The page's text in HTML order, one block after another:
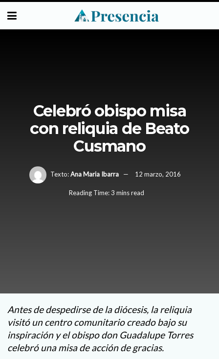
Celebró obispo misa
con reliquia de Beato
Cusmano
Texto: Ana Maria Ibarra 12 marzo, 2016
Reading Time: 3 mins read
Antes de despedirse de la diócesis, la reliquia
visitó un centro comunitario creado bajo su
inspiración y el obispo don Guadalupe Torres
celebró una misa de acción de gracias.